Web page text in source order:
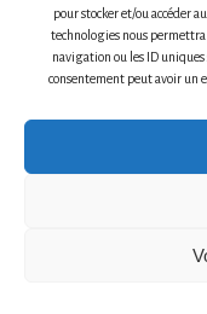
pour stocker et/ou accéder
technologies nous
navigation ou les ID uniques
consentement peut avoir un
© 2026